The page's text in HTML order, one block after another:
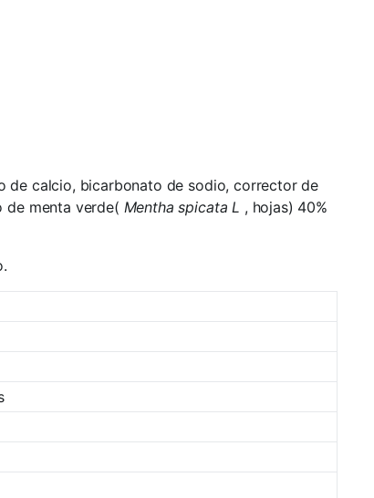
de calcio, bicarbonato de sodio, corrector de
de menta verde( Mentha spicata L , hojas) 40%